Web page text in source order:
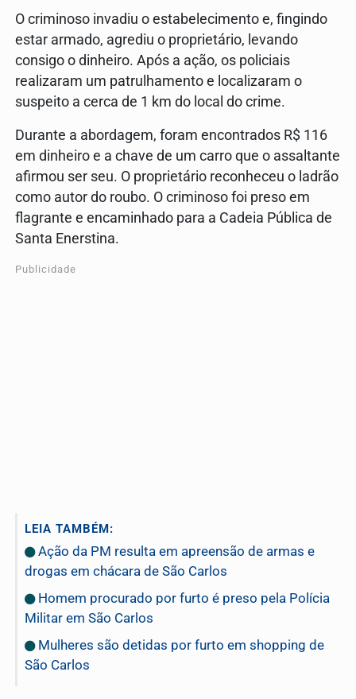
O criminoso invadiu o estabelecimento e, fingindo
estar armado, agrediu o proprietário, levando
consigo o dinheiro. Após a ação, os policiais
realizaram um patrulhamento e localizaram o
suspeito a cerca de 1 km do local do crime.
Durante a abordagem, foram encontrados R$ 116
em dinheiro e a chave de um carro que o assaltante
afirmou ser seu. O proprietário reconheceu o ladrão
como autor do roubo. O criminoso foi preso em
flagrante e encaminhado para a Cadeia Pública de
Santa Enerstina.
Publicidade
LEIA TAMBÉM:
Ação da PM resulta em apreensão de armas e
drogas em chácara de São Carlos
Homem procurado por furto é preso pela Polícia
Militar em São Carlos
Mulheres são detidas por furto em shopping de
São Carlos